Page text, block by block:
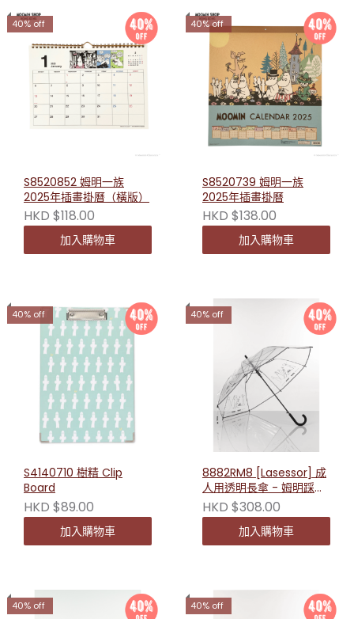
40% off
S8520852 姆明一族
2025年插畫掛曆（橫版）
HKD $118.00
加入購物車
40% off
S8520739 姆明一族
2025年插畫掛曆
HKD $138.00
加入購物車
40% off
S4140710 樹精 Clip
Board
HKD $89.00
加入購物車
40% off
8882RM8 [Lasessor] 成
人用透明長傘 - 姆明踩高
蹺 6430011592821
HKD $308.00
加入購物車
40% off 40% off